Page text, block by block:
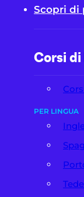
Scopri di
Corsi di
PER LINGUA